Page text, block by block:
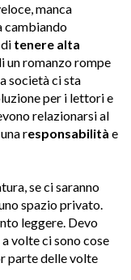
manca
cambiando
tenere alta
un romanzo rompe
società ci sta
per i lettori e
relazionarsi al
responsabilità e
se ci saranno
spazio privato.
leggere. Devo
a volte ci sono cose
parte delle volte